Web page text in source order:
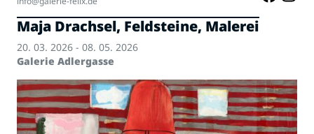
Maja Drachsel, Feldsteine, Malerei
20. 03. 2026 - 08. 05. 2026
Galerie Adlergasse